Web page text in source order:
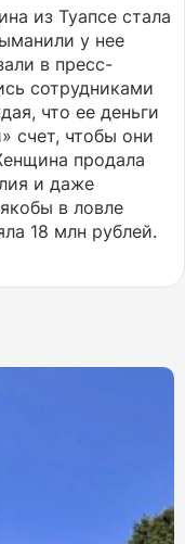
из Туапсе стала
у нее
в пресс-
сотрудниками
что ее деньги
счет, чтобы они
продала
и даже
в ловле
18 млн рублей.